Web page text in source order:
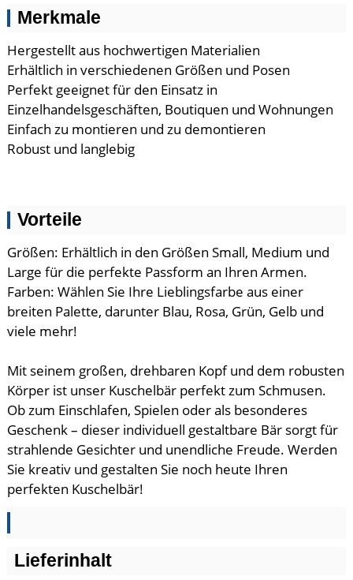
Merkmale
Hergestellt aus hochwertigen Materialien
Erhältlich in verschiedenen Größen und Posen
Perfekt geeignet für den Einsatz in
Einzelhandelsgeschäften, Boutiquen und Wohnungen
Einfach zu montieren und zu demontieren
Robust und langlebig
Vorteile
Größen: Erhältlich in den Größen Small, Medium und
Large für die perfekte Passform an Ihren Armen.
Farben: Wählen Sie Ihre Lieblingsfarbe aus einer
breiten Palette, darunter Blau, Rosa, Grün, Gelb und
viele mehr!
Mit seinem großen, drehbaren Kopf und dem robusten
Körper ist unser Kuschelbär perfekt zum Schmusen.
Ob zum Einschlafen, Spielen oder als besonderes
Geschenk – dieser individuell gestaltbare Bär sorgt für
strahlende Gesichter und unendliche Freude. Werden
Sie kreativ und gestalten Sie noch heute Ihren
perfekten Kuschelbär!
Lieferinhalt